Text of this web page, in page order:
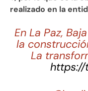
realizado en la
En La Paz,
la
La
https://